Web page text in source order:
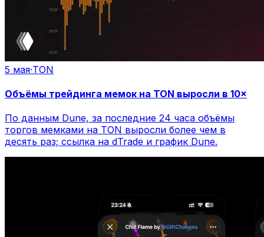
5 мая·TON
Объёмы трейдинга мемок на TON выросли в 10×
По данным Dune, за последние 24 часа объёмы
торгов мемками на TON выросли более чем в
десять раз; ссылка на dTrade и график Dune.